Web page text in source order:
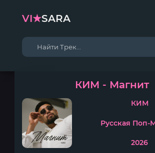
VI★SARA
КИМ - Магнит
КИМ
Русская Поп-
2026